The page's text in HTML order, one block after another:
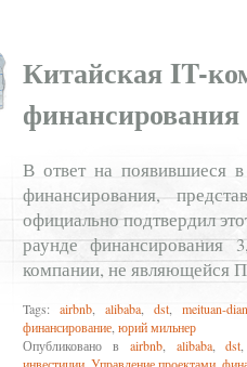
Китайская IT-
В ответ на появившиеся
финансирования,
официально подтвердил
раунде финансирования
компании, не являющейся
Tags: airbnb alibaba dst
meituan-
финансирование юрий мильнер
Опубликовано в airbnb, alibaba,dst
инвестиции Управление проектами